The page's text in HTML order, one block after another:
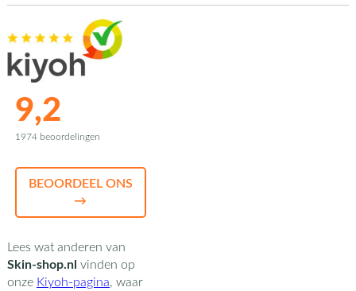
9,2
1974 beoordelingen
BEOORDEEL ONS
→
Lees wat anderen van
Skin-shop.nl vinden op
onze Kiyoh-pagina, waar